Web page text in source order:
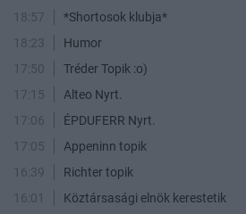
18:57
*Shortosok klubja*
18:23
Humor
17:50
Tréder Topik :o)
17:15
Alteo Nyrt.
17:06
ÉPDUFERR Nyrt.
17:05
Appeninn topik
16:39
Richter topik
16:01
Köztársasági elnök kerestetik